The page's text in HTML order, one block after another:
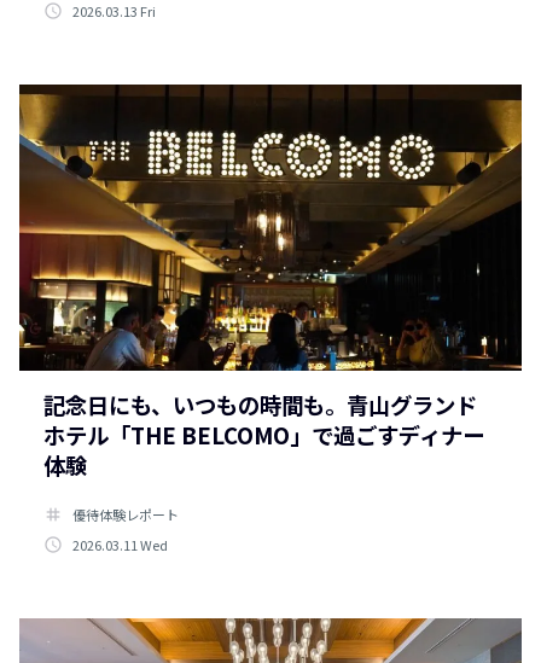
access_time 2026.03.13 Fri
記念日にも、いつもの時間も。青山グランド
ホテル「THE BELCOMO」で過ごすディナー
体験
tag
優待体験レポート
access_time 2026.03.11 Wed